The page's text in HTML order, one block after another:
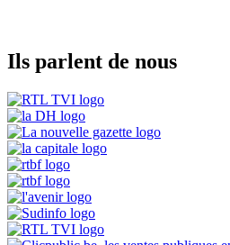
Ils parlent de nous